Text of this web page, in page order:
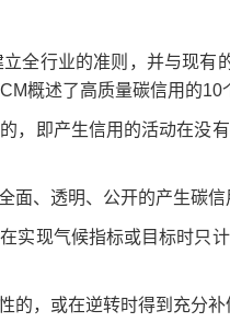
全行业的准则，并与现有
概述了高质量碳信用的10
即产生信用的活动在没
、透明、公开的产生碳信
现气候指标或目标时只
，或在逆转时得到充分补